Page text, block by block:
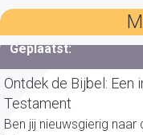
Geplaatst:
Ontdek de Bijbel: Een
Testament
Ben jij nieuwsgierig